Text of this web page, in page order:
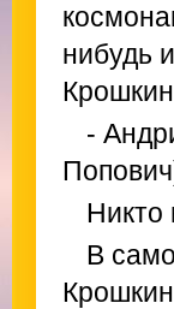
нибудь
-
Никто
В